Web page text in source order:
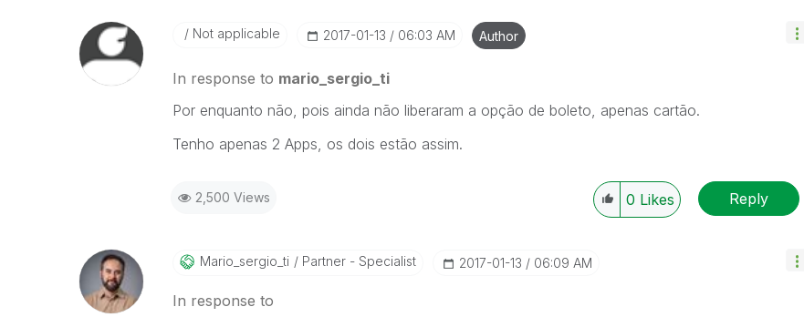
Not applicable ‎2017-01-13 06:03 AM Author
In response to mario_sergio_ti
Por enquanto não, pois ainda não liberaram a opção de boleto, apenas cartão.
Tenho apenas 2 Apps, os dois estão assim.
2,500 Views 0 Likes Reply
Mario_sergio_ti Partner - Specialist ‎2017-01-13 06:09 AM
In response to